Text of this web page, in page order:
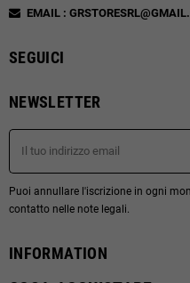
EMAIL :
SEGUICI
NEWSLETTER
Puoi annullare l'iscrizione in ogni
contatto nelle note legali.
INFORMATION